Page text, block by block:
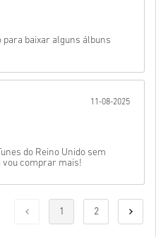
baixar alguns álbuns
11-08-2025
do Reino Unido sem
vou comprar mais!
1 2